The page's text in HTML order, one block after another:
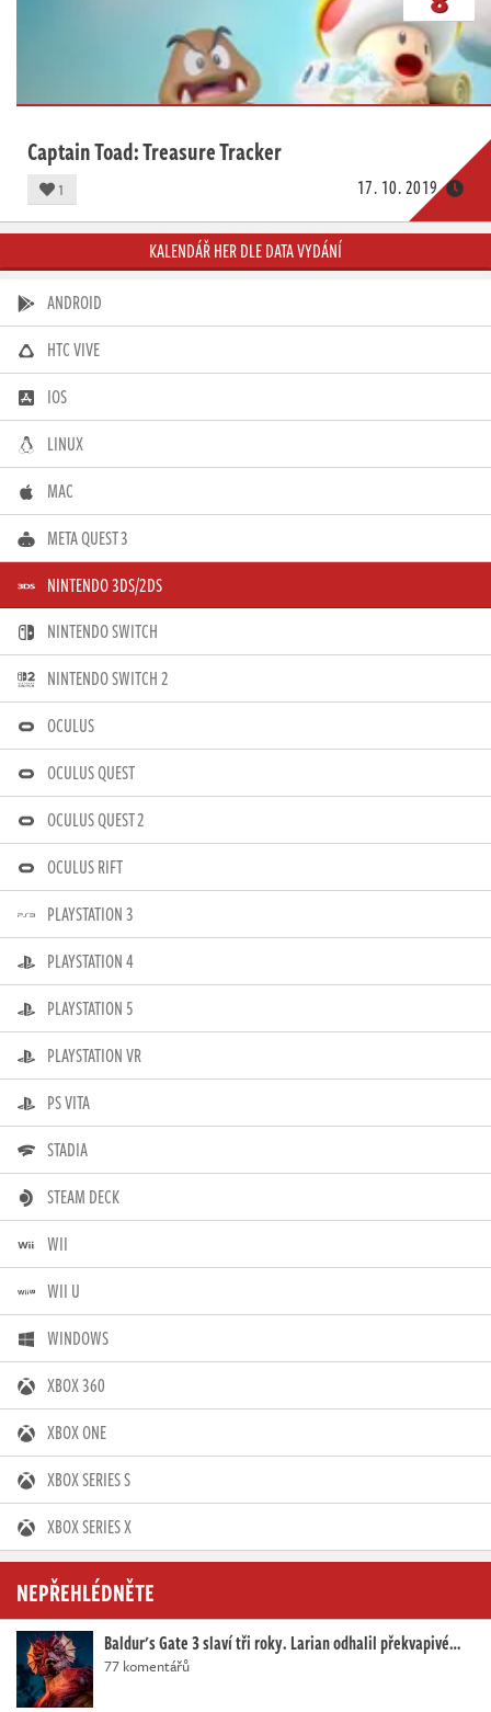
Captain Toad: Treasure Tracker
1 17. 10. 2019
KALENDÁŘ HER DLE DATA VYDÁNÍ
ANDROID
HTC VIVE
IOS
LINUX
MAC
META QUEST 3
NINTENDO 3DS/2DS
NINTENDO SWITCH
NINTENDO SWITCH 2
OCULUS
OCULUS QUEST
OCULUS QUEST 2
OCULUS RIFT
PLAYSTATION 3
PLAYSTATION 4
PLAYSTATION 5
PLAYSTATION VR
PS VITA
STADIA
STEAM DECK
WII
WII U
WINDOWS
XBOX 360
XBOX ONE
XBOX SERIES S
XBOX SERIES X
NEPŘEHLÉDNĚTE
Baldur's Gate 3 slaví tři roky. Larian odhalil překvapivé…
77 komentářů